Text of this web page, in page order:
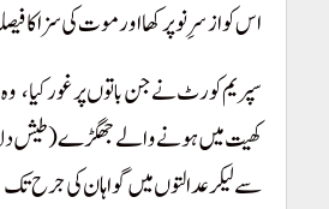
اس کو ازسرِ نو پرکھا اور موت کی سزا کا
سپریم کورٹ نے جن باتوں پر غور کیا،
کھیت میں ہونے والے جھگڑے (طیش
سے لیکر عدالتوں میں گواہان کی جرح تک